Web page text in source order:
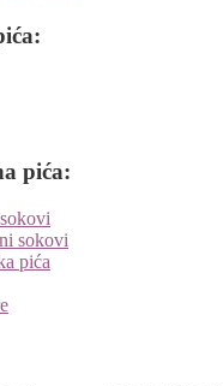
pića:
sokovi
pića